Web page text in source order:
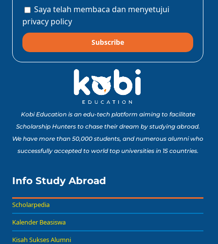
Saya telah membaca dan menyetujui
privacy policy
Subscribe
Kobi Education is an edu-tech platform aiming to facilitate
Scholarship Hunters to chase their dream by studying abroad.
We have more than 50,000 students, and numerous alumni who
successfully accepted to world top universities in 15 countries.
Info Study Abroad
Scholarpedia
Kalender Beasiswa
Kisah Sukses Alumni